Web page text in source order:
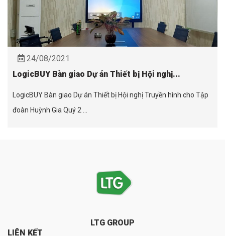
24/08/2021
LogicBUY Bàn giao Dự án Thiết bị Hội nghị...
LogicBUY Bàn giao Dự án Thiết bị Hội nghị Truyền hình cho Tập
đoàn Huỳnh Gia Quý 2 ...
LTG GROUP
LIÊN KẾT